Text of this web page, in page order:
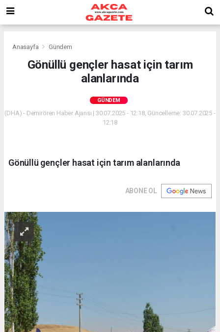
Anasayfa Gündem
Gönüllü gençler hasat için tarım
alanlarında
GÜNDEM
(DHA) - Demirören Haber Ajansı | 30.07.2025 - 12:18, Güncelleme: 30.07.2025 -
12:18
Gönüllü gençler hasat için tarım alanlarında
ABONE OL